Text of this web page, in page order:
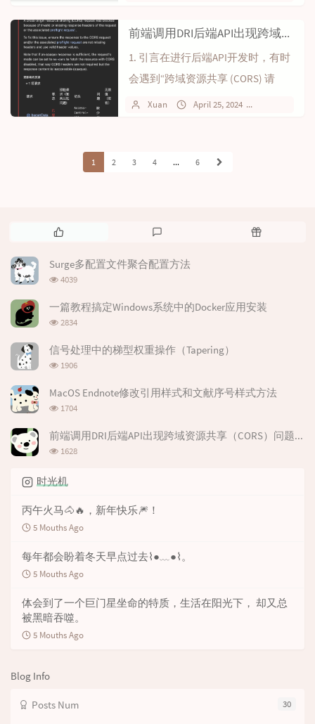
前端调用DRI后端API出现跨域资源共享（CORS）问题解决办法
1. 引言在进行后端API开发时，有时
会遇到“跨域资源共享 (CORS) 请
求...被阻止“的错误，如图...
Xuan April 25, 2024
1 2 3 4 ... 6
P
p
u
a
r
r
t
c
l
s
t
t
m
n
R
m
l
Surge多配置文件聚合配置方法
浏
次
数:
4039
一篇教程搞定Windows系统中的Docker应用安装
浏
次
数:
2834
信号处理中的梯型权重操作（Tapering）
浏
次
数:
1906
MacOS Endnote修改引用样式和文献序号样式方法
浏
次
数:
1704
前端调用DRI后端API出现跨域资源共享（CORS）问题解决办法
浏
次
数:
1628
时光机
丙午火马🐴🔥，新年快乐🎆！
5 Mouths Ago
每年都会盼着冬天早点过去⌇●﹏●⌇。
5 Mouths Ago
体会到了一个巨门星坐命的特质，生活在阳光下， 却又总
被黑暗吞噬。
5 Mouths Ago
Blog Info
30
Posts Num